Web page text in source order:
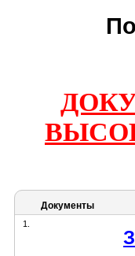
Документы
1.